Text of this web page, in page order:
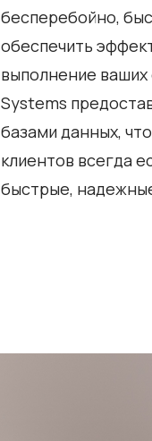
бесперебойно,
обеспечить
выполнение
Systems
базами данных,
клиентов всегда
быстрые,